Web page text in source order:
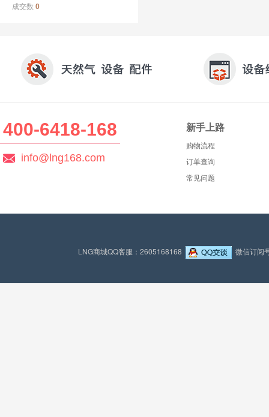
成交数 0
400-6418-168
info@lng168.com
新手上路
购物流程
订单查询
常见问题
LNG商城QQ客服：2605168168 微信订阅